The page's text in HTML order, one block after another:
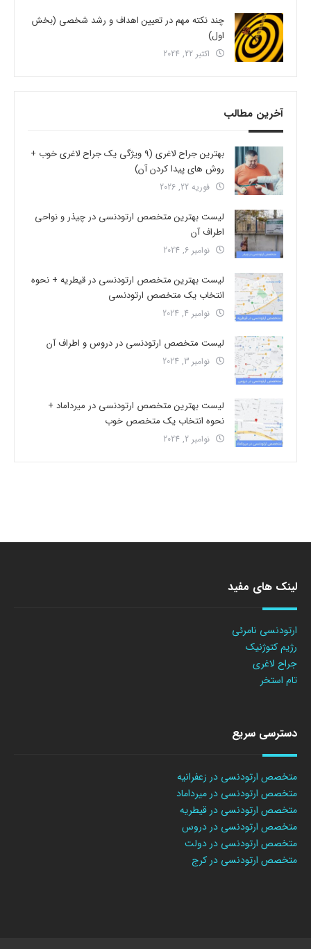
چند نکته مهم در تعیین اهداف و رشد شخصی (بخش
اول)
اکتبر 22, 2024
آخرین مطالب
بهترین جراح لاغری (9 ویژگی یک جراح لاغری خوب +
روش های پیدا کردن آن)
فوریه 22, 2026
لیست بهترین متخصص ارتودنسی در چیذر و نواحی
اطراف آن
نوامبر 6, 2024
لیست بهترین متخصص ارتودنسی در قیطریه + نحوه
انتخاب یک متخصص ارتودنسی
نوامبر 4, 2024
لیست متخصص ارتودنسی در دروس و اطراف آن
نوامبر 3, 2024
لیست بهترین متخصص ارتودنسی در میرداماد +
نحوه انتخاب یک متخصص خوب
نوامبر 2, 2024
لینک های مفید
ارتودنسی نامرئی
رژیم کتوژنیک
جراح لاغری
تام استخر
دسترسی سریع
متخصص ارتودنسی در زعفرانیه
متخصص ارتودنسی در میرداماد
متخصص ارتودنسی در قیطریه
متخصص ارتودنسی در دروس
متخصص ارتودنسی در دولت
متخصص ارتودنسی در کرج